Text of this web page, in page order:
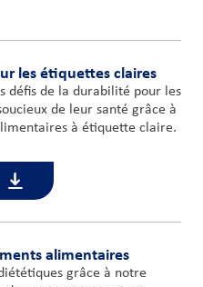
les étiquettes claires
défis de la durabilité pour les
de leur santé grâce à
à étiquette claire.
alimentaires
grâce à notre